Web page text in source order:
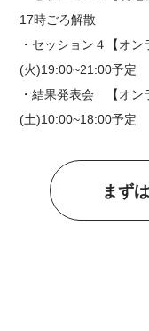
17時ごろ解散
・セッション４【オ
(火)19:00~21:00予定
・結果発表会 【オ
(土)10:00~18:00予定
まず